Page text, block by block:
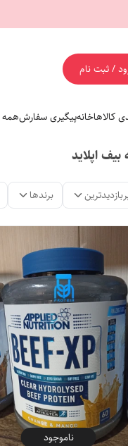
/ ثبت نام
کالاهاخانهپیگیری سفارش
بیف اپلاید
برندها
ناموجود